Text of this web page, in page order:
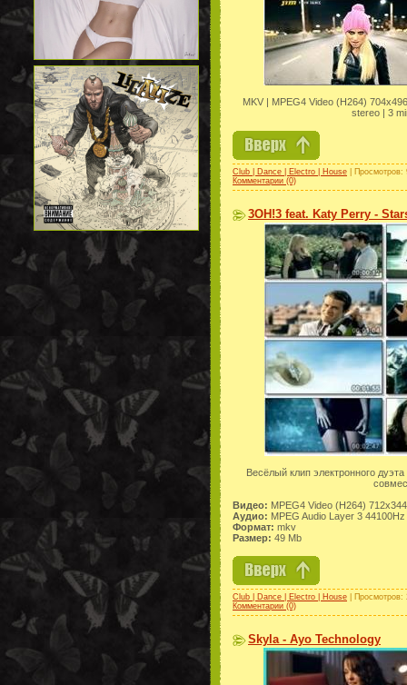
MKV | MPEG4 Video (H264)
stereo | 3
Club | Dance | Electro | House |
Комментарии (0)
3OH!3 feat. Katy Perry -
Весёлый клип электронного дуэта
Видео: MPEG4 Video (H264)
Аудио: MPEG Audio Layer 3
Формат: mkv
Размер: 49 Mb
Club | Dance | Electro | House |
Комментарии (0)
Skyla - Ayo Technology